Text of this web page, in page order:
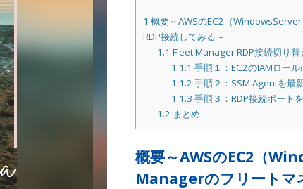
1 概要～AWSのEC2（
RDP接続してみる～
1.1 Fleet Manager RDP接続切り替
1.1.1 手順１：EC2のIAMロー
1.1.2 手順２：SSM Agentを最
1.1.3 手順３：RDP接続ポート
1.2 まとめ
概要～AWSのEC2（
Managerのフリートマ